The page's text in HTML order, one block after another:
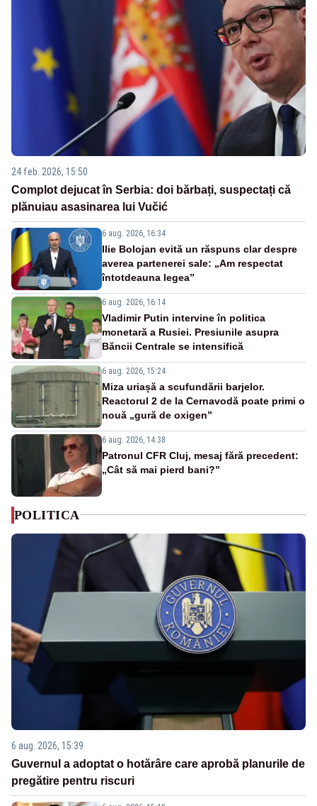
24 feb. 2026, 15:50
Complot dejucat în Serbia: doi bărbați, suspectați că
plănuiau asasinarea lui Vučić
6 aug. 2026, 16:34
Ilie Bolojan evită un răspuns clar despre
averea partenerei sale: „Am respectat
întotdeauna legea”
6 aug. 2026, 16:14
Vladimir Putin intervine în politica
monetară a Rusiei. Presiunile asupra
Băncii Centrale se intensifică
6 aug. 2026, 15:24
Miza uriașă a scufundării barjelor.
Reactorul 2 de la Cernavodă poate primi o
nouă „gură de oxigen”
6 aug. 2026, 14:38
Patronul CFR Cluj, mesaj fără precedent:
„Cât să mai pierd bani?”
POLITICA
6 aug. 2026, 15:39
Guvernul a adoptat o hotărâre care aprobă planurile de
pregătire pentru riscuri